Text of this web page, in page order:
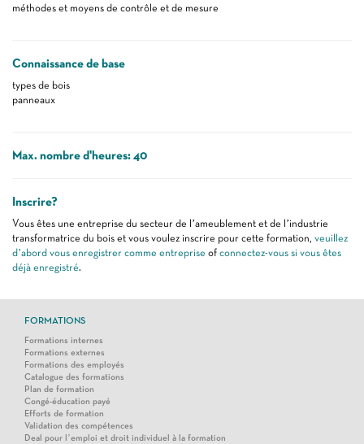
méthodes et moyens de contrôle et de mesure
Connaissance de base
types de bois
panneaux
Max. nombre d'heures: 40
Inscrire?
Vous êtes une entreprise du secteur de l’ameublement et de l’industrie
transformatrice du bois et vous voulez inscrire pour cette formation, veuillez
d’abord vous enregistrer comme entreprise of connectez-vous si vous êtes
déjà enregistré.
FORMATIONS
Formations internes
Formations externes
Formations des employés
Catalogue des formations
Plan de formation
Congé-éducation payé
Efforts de formation
Validation des compétences
Deal pour l’emploi et droit individuel à la formation